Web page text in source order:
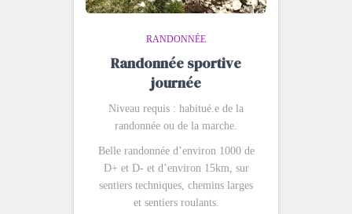
RANDONNÉE
Randonnée sportive
journée
Niveau requis : habitué.e de la
randonnée ou de la marche.
Belle randonnée d’environ 1000 de
D+ et D- et d’environ 15km, sur
sentiers techniques, chemins larges
et sentiers roulants.